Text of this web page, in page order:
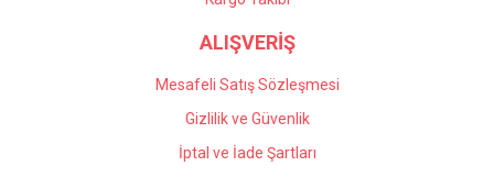
ALIŞVERİŞ
Mesafeli Satış Sözleşmesi
Gizlilik ve Güvenlik
İptal ve İade Şartları